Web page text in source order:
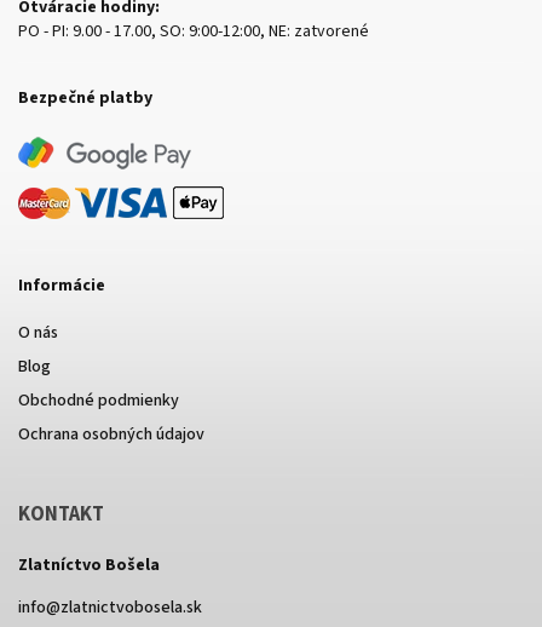
Otváracie hodiny:
PO - PI: 9.00 - 17.00, SO: 9:00-12:00, NE: zatvorené
Bezpečné platby
Informácie
O nás
Blog
Obchodné podmienky
Ochrana osobných údajov
KONTAKT
Zlatníctvo Bošela
info@zlatnictvobosela.sk